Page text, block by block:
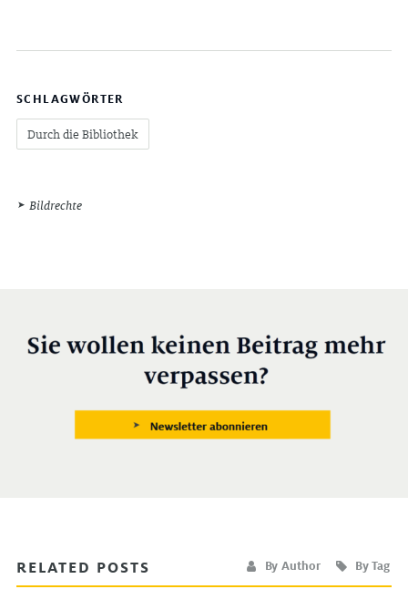
SCHLAGWÖRTER
Durch die Bibliothek
Bildrechte
RELATED POSTS By Author By Tag